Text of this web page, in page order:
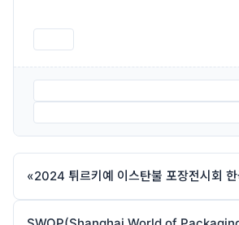
«2024 튀르키예 이스탄불 포장전시회